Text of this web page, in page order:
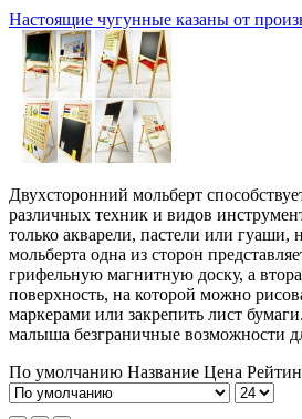
Настоящие чугунные казаны от
Двухсторонний мольберт
различных техник и видов
только акварели, пастели или гуаши,
мольберта одна из сторон
грифельную магнитную доску, а
поверхность, на которой можно
маркерами или закрепить лист
малыша безграничные возможности
По умолчанию Название Цена